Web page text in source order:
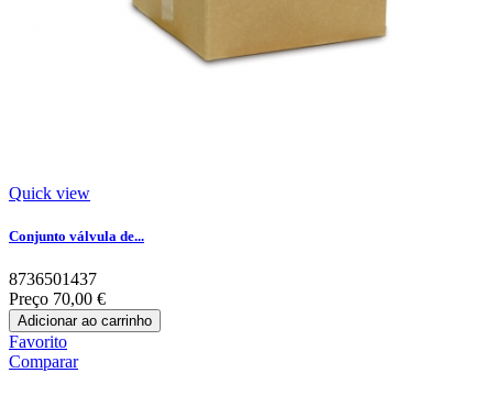
Quick view
Conjunto válvula de...
8736501437
Preço 70,00 €
Adicionar ao carrinho
Favorito
Comparar